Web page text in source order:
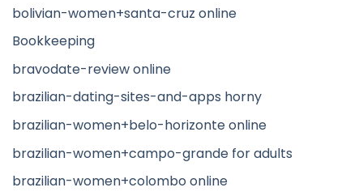
bolivian-women+santa-cruz online
Bookkeeping
bravodate-review online
brazilian-dating-sites-and-apps horny
brazilian-women+belo-horizonte online
brazilian-women+campo-grande for adults
brazilian-women+colombo online